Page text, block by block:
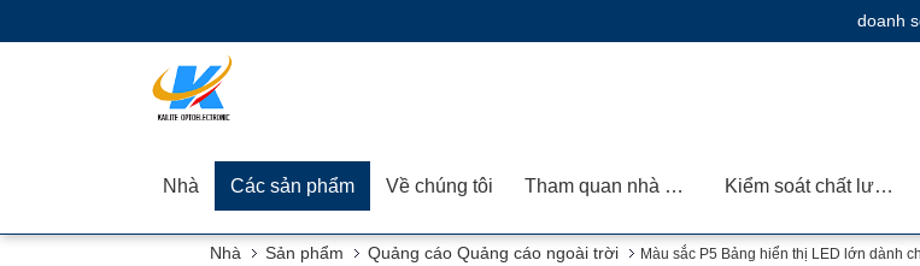
doanh
Nhà Các sản phẩm Về chúng tôi Tham quan nhà máy Kiểm soát chất lượng
Nhà Sản phẩm Quảng cáo Quảng cáo ngoài trời Màu sắc P5 Bảng hiển thị LED lớn dành